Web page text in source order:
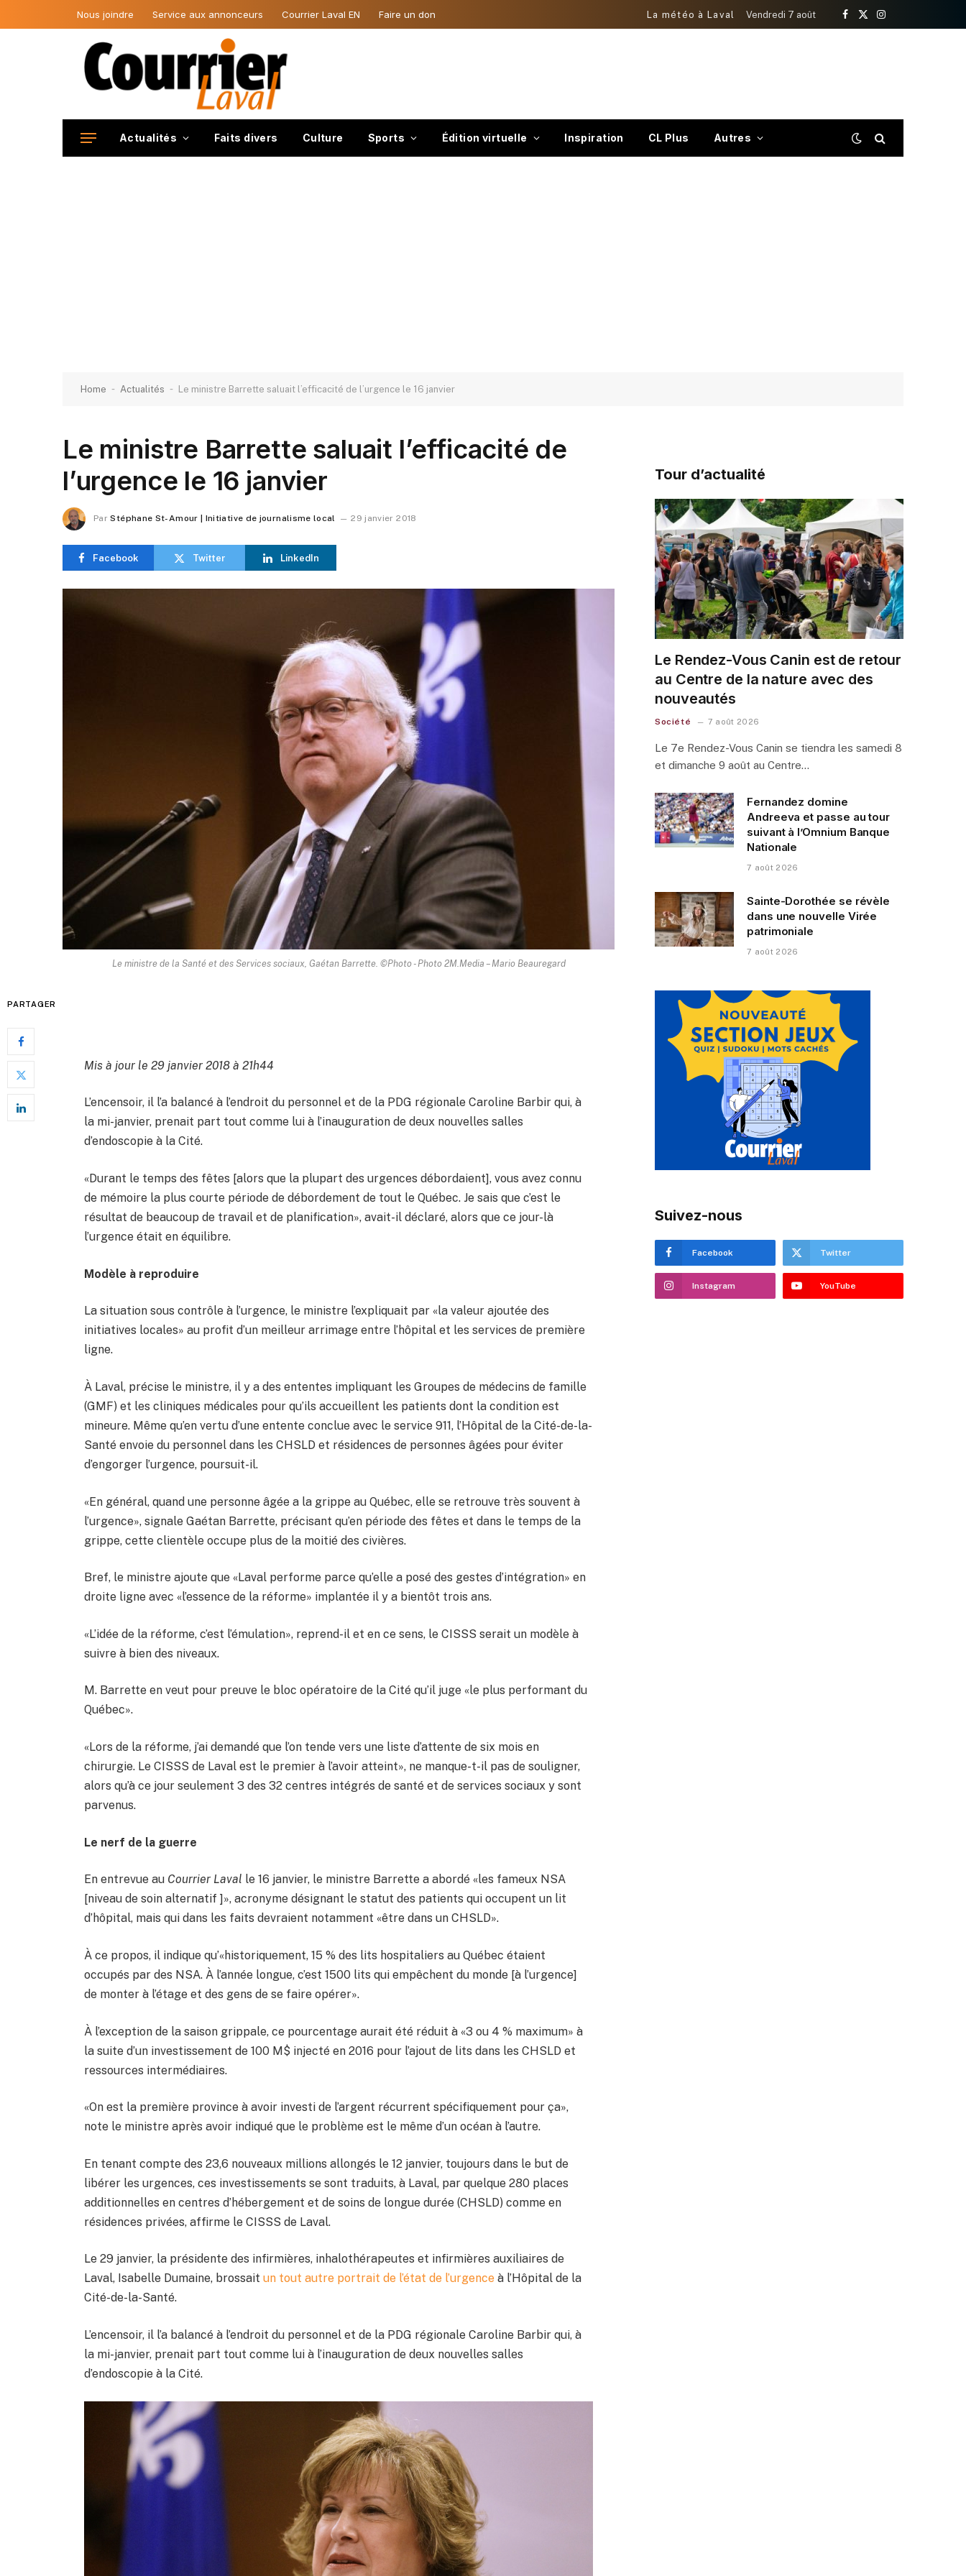
Nous joindre Service aux annonceurs Courrier Laval EN Faire un don La météo à Laval Vendredi 7 août
Facebook
X
Instagram
Actualités Faits divers Culture Sports Édition virtuelle Inspiration CL Plus Autres
Home - Actualités - Le ministre Barrette saluait l’efficacité de l’urgence le 16 janvier
Le ministre Barrette saluait l’efficacité de
l’urgence le 16 janvier
Par Stéphane St-Amour | Initiative de journalisme local 29 janvier 2018
Facebook Twitter LinkedIn
Le ministre de la Santé et des Services sociaux, Gaétan Barrette. ©Photo - Photo 2M.Media – Mario Beauregard
PARTAGER
Mis à jour le 29 janvier 2018 à 21h44
L’encensoir, il l’a balancé à l’endroit du personnel et de la PDG régionale Caroline Barbir qui, à
la mi-janvier, prenait part tout comme lui à l’inauguration de deux nouvelles salles
d’endoscopie à la Cité.
«Durant le temps des fêtes [alors que la plupart des urgences débordaient], vous avez connu
de mémoire la plus courte période de débordement de tout le Québec. Je sais que c’est le
résultat de beaucoup de travail et de planification», avait-il déclaré, alors que ce jour-là
l’urgence était en équilibre.
Modèle à reproduire
La situation sous contrôle à l’urgence, le ministre l’expliquait par «la valeur ajoutée des
initiatives locales» au profit d’un meilleur arrimage entre l’hôpital et les services de première
ligne.
À Laval, précise le ministre, il y a des ententes impliquant les Groupes de médecins de famille
(GMF) et les cliniques médicales pour qu’ils accueillent les patients dont la condition est
mineure. Même qu’en vertu d’une entente conclue avec le service 911, l’Hôpital de la Cité-de-la-
Santé envoie du personnel dans les CHSLD et résidences de personnes âgées pour éviter
d’engorger l’urgence, poursuit-il.
«En général, quand une personne âgée a la grippe au Québec, elle se retrouve très souvent à
l’urgence», signale Gaétan Barrette, précisant qu’en période des fêtes et dans le temps de la
grippe, cette clientèle occupe plus de la moitié des civières.
Bref, le ministre ajoute que «Laval performe parce qu’elle a posé des gestes d’intégration» en
droite ligne avec «l’essence de la réforme» implantée il y a bientôt trois ans.
«L’idée de la réforme, c’est l’émulation», reprend-il et en ce sens, le CISSS serait un modèle à
suivre à bien des niveaux.
M. Barrette en veut pour preuve le bloc opératoire de la Cité qu’il juge «le plus performant du
Québec».
«Lors de la réforme, j’ai demandé que l’on tende vers une liste d’attente de six mois en
chirurgie. Le CISSS de Laval est le premier à l’avoir atteint», ne manque-t-il pas de souligner,
alors qu’à ce jour seulement 3 des 32 centres intégrés de santé et de services sociaux y sont
parvenus.
Le nerf de la guerre
En entrevue au Courrier Laval le 16 janvier, le ministre Barrette a abordé «les fameux NSA
[niveau de soin alternatif ]», acronyme désignant le statut des patients qui occupent un lit
d’hôpital, mais qui dans les faits devraient notamment «être dans un CHSLD».
À ce propos, il indique qu’«historiquement, 15 % des lits hospitaliers au Québec étaient
occupés par des NSA. À l’année longue, c’est 1500 lits qui empêchent du monde [à l’urgence]
de monter à l’étage et des gens de se faire opérer».
À l’exception de la saison grippale, ce pourcentage aurait été réduit à «3 ou 4 % maximum» à
la suite d’un investissement de 100 M$ injecté en 2016 pour l’ajout de lits dans les CHSLD et
ressources intermédiaires.
«On est la première province à avoir investi de l’argent récurrent spécifiquement pour ça»,
note le ministre après avoir indiqué que le problème est le même d’un océan à l’autre.
En tenant compte des 23,6 nouveaux millions allongés le 12 janvier, toujours dans le but de
libérer les urgences, ces investissements se sont traduits, à Laval, par quelque 280 places
additionnelles en centres d’hébergement et de soins de longue durée (CHSLD) comme en
résidences privées, affirme le CISSS de Laval.
Le 29 janvier, la présidente des infirmières, inhalothérapeutes et infirmières auxiliaires de
Laval, Isabelle Dumaine, brossaitun tout autre portrait de l’état de l’urgence à l’Hôpital de la
Cité-de-la-Santé.
L’encensoir, il l’a balancé à l’endroit du personnel et de la PDG régionale Caroline Barbir qui, à
la mi-janvier, prenait part tout comme lui à l’inauguration de deux nouvelles salles
d’endoscopie à la Cité.
Tour d’actualité
Le Rendez-Vous Canin est de retour
au Centre de la nature avec des
nouveautés
Société 7 août 2026
Le 7e Rendez-Vous Canin se tiendra les samedi 8
et dimanche 9 août au Centre…
Fernandez domine
Andreeva et passe au tour
suivant à l’Omnium Banque
Nationale
7 août 2026
Sainte-Dorothée se révèle
dans une nouvelle Virée
patrimoniale
7 août 2026
Suivez-nous
Facebook Twitter
Instagram YouTube